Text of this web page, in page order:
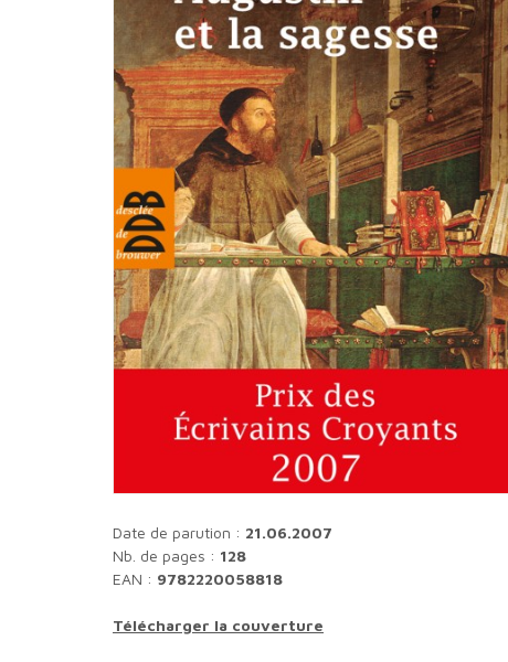
Date de parution : 21.06.2007
Nb. de pages : 128
EAN : 9782220058818
Télécharger la couverture